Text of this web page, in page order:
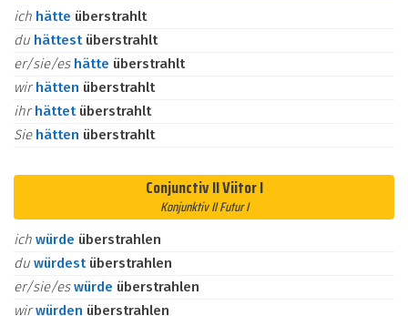
ich hätte überstrahlt
du hättest überstrahlt
er/sie/es hätte überstrahlt
wirhätten überstrahlt
ihrhättet überstrahlt
Sie hätten überstrahlt
Conjunctiv II Viitor I
Konjunktiv II Futur I
ich würde überstrahlen
du würdest überstrahlen
er/sie/eswürde überstrahlen
wirwürden überstrahlen